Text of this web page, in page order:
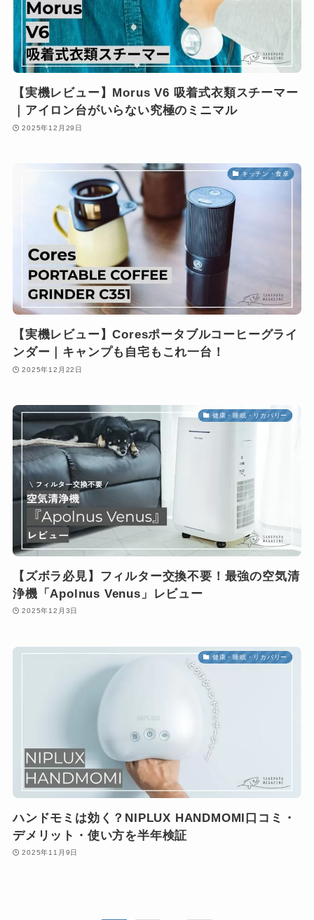
【実機レビュー】Morus V6 吸着式衣類スチーマー
｜アイロン台がいらない究極のミニマル
2025年12月29日
キッチン・食卓
【実機レビュー】Coresポータブルコーヒーグライ
ンダー｜キャンプも自宅もこれ一台！
2025年12月22日
健康・睡眠・リカバリー
【ズボラ必見】フィルター交換不要！最強の空気清
浄機「Apolnus Venus」レビュー
2025年12月3日
健康・睡眠・リカバリー
ハンドモミは効く？NIPLUX HANDMOMI口コミ・
デメリット・使い方を半年検証
2025年11月9日